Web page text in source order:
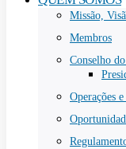
Missão,
Membros
Conselho
Operações